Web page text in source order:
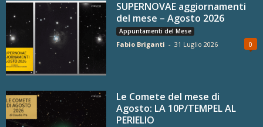
SUPERNOVAE aggiornamenti
del mese – Agosto 2026
Appuntamenti del Mese
Fabio Briganti - 31 Luglio 2026 0
Le Comete del mese di
Agosto: LA 10P/TEMPEL AL
PERIELIO